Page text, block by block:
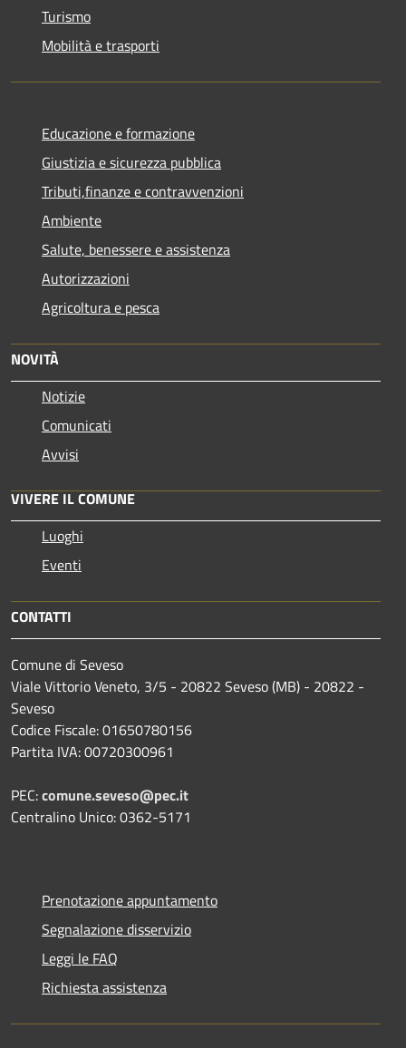
Turismo
Mobilità e trasporti
Educazione e formazione
Giustizia e sicurezza pubblica
Tributi,finanze e contravvenzioni
Ambiente
Salute, benessere e assistenza
Autorizzazioni
Agricoltura e pesca
NOVITÀ
Notizie
Comunicati
Avvisi
VIVERE IL COMUNE
Luoghi
Eventi
CONTATTI
Comune di Seveso
Viale Vittorio Veneto, 3/5 - 20822 Seveso (MB) - 20822 -
Seveso
Codice Fiscale: 01650780156
Partita IVA: 00720300961
PEC:comune.seveso@pec.it
Centralino Unico: 0362-5171
Prenotazione appuntamento
Segnalazione disservizio
Leggi le FAQ
Richiesta assistenza